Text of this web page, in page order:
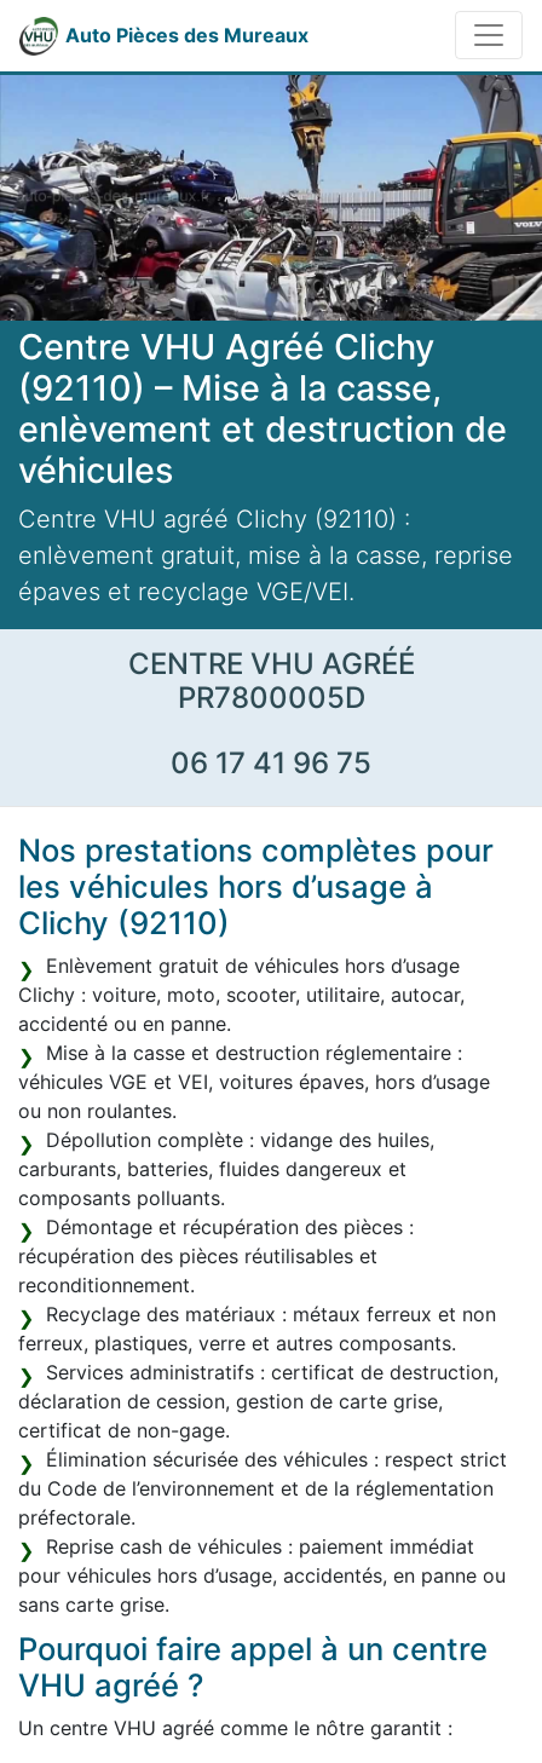
Auto Pièces des Mureaux
Centre VHU Agréé Clichy
(92110) – Mise à la casse,
enlèvement et destruction de
véhicules
Centre VHU agréé Clichy (92110) :
enlèvement gratuit, mise à la casse, reprise
épaves et recyclage VGE/VEI.
CENTRE VHU AGRÉÉ
PR7800005D
06 17 41 96 75
Nos prestations complètes pour
les véhicules hors d’usage à
Clichy (92110)
Enlèvement gratuit de véhicules hors d’usage
Clichy : voiture, moto, scooter, utilitaire, autocar,
accidenté ou en panne.
Mise à la casse et destruction réglementaire :
véhicules VGE et VEI, voitures épaves, hors d’usage
ou non roulantes.
Dépollution complète : vidange des huiles,
carburants, batteries, fluides dangereux et
composants polluants.
Démontage et récupération des pièces :
récupération des pièces réutilisables et
reconditionnement.
Recyclage des matériaux : métaux ferreux et non
ferreux, plastiques, verre et autres composants.
Services administratifs : certificat de destruction,
déclaration de cession, gestion de carte grise,
certificat de non-gage.
Élimination sécurisée des véhicules : respect strict
du Code de l’environnement et de la réglementation
préfectorale.
Reprise cash de véhicules : paiement immédiat
pour véhicules hors d’usage, accidentés, en panne ou
sans carte grise.
Pourquoi faire appel à un centre
VHU agréé ?
Un centre VHU agréé comme le nôtre garantit :